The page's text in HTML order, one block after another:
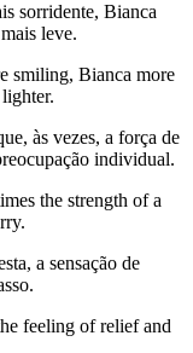
sorridente, Bianca
leve.
smiling, Bianca more
às vezes, a força de
individual.
the strength of a
a sensação de
feeling of relief and